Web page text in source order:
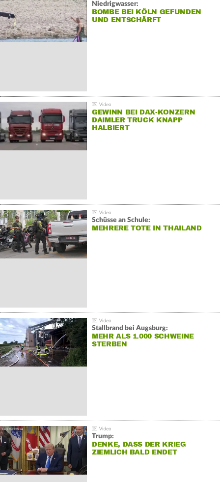
Niedrigwasser:
BOMBE BEI KÖLN GEFUNDEN
UND ENTSCHÄRFT
GEWINN BEI DAX-KONZERN
DAIMLER TRUCK KNAPP
HALBIERT
Schüsse an Schule:
MEHRERE TOTE IN THAILAND
Stallbrand bei Augsburg:
MEHR ALS 1.000 SCHWEINE
STERBEN
Trump:
DENKE, DASS DER KRIEG
ZIEMLICH BALD ENDET